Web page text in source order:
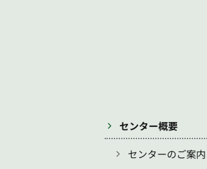
センター概要
センターのご案